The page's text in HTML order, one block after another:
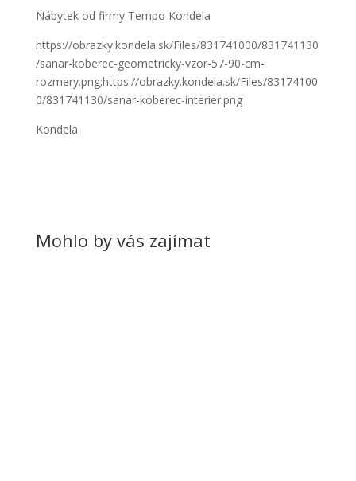
Nábytek od firmy Tempo Kondela
https://obrazky.kondela.sk/Files/831741000/831741130
/sanar-koberec-geometricky-vzor-57-90-cm-
rozmery.png;https://obrazky.kondela.sk/Files/83174100
0/831741130/sanar-koberec-interier.png
Kondela
Mohlo by vás zajímat